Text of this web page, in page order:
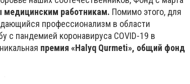
работникам. Помимо этого, для
профессионализм в области
с пандемией коронавируса COVID-19 в
премия «Halyq Qurmeti», общий фонд